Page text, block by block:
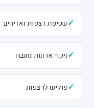
✓שטיפת רצפות ואריחים
✓ניקוי ארונות מטבח
✓פוליש לרצפות